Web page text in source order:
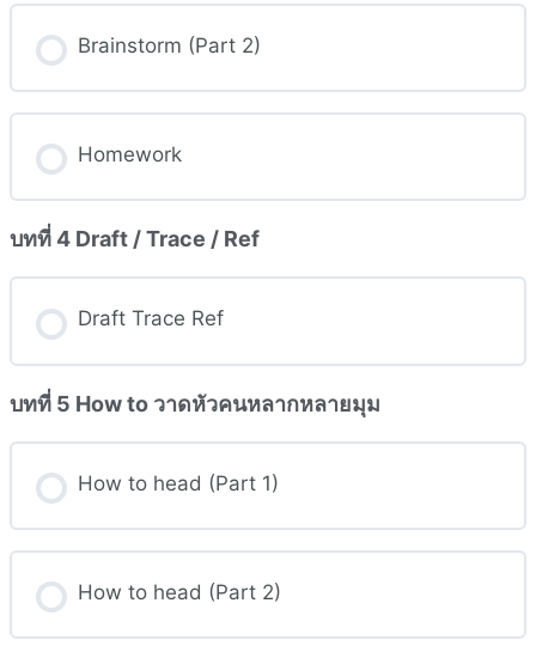
Brainstorm (Part 2)
Homework
บทที่ 4 Draft / Trace / Ref
Draft Trace Ref
บทที่ 5 How to วาดหัวคนหลากหลายมุม
How to head (Part 1)
How to head (Part 2)